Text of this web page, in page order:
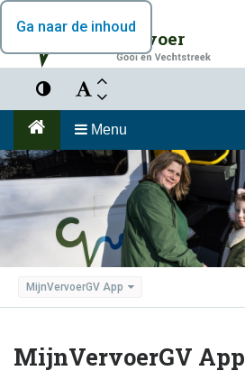
Ga naar de inhoud
Vervoer
Menu
MijnVervoerGV App
MijnVervoerGV App